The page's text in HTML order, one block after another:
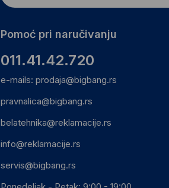
Pomoć pri naručivanju
011.41.42.720
e-mails: prodaja@bigbang.rs
pravnalica@bigbang.rs
belatehnika@reklamacije.rs
info@reklamacije.rs
servis@bigbang.rs